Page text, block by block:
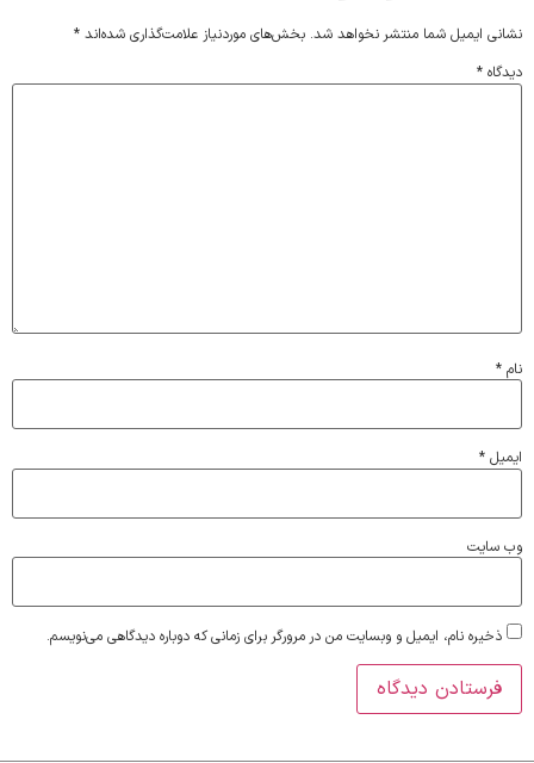
نشانی ایمیل شما منتشر نخواهد شد. بخش‌های موردنیاز علامت‌گذاری شده‌اند *
دیدگاه *
نام *
ایمیل *
وب‌ سایت
ذخیره نام، ایمیل و وبسایت من در مرورگر برای زمانی که دوباره دیدگاهی می‌نویسم.